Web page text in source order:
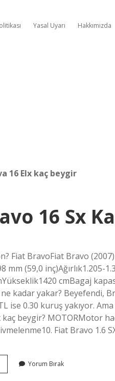
Yasal Uyarı Hakkımızda
16 Elx kaç beygir
16 Sx
Fiat BravoFiat Bravo
mm (59,0 inç)Ağırlık1.205-
cmBagaj
ne kadar yakar? Beyefendi,
ise 0.30 kuruş yakıyor.
kaç beygir? MOTORMotor
Fiat Bravo 1.6
Yorum Bırak